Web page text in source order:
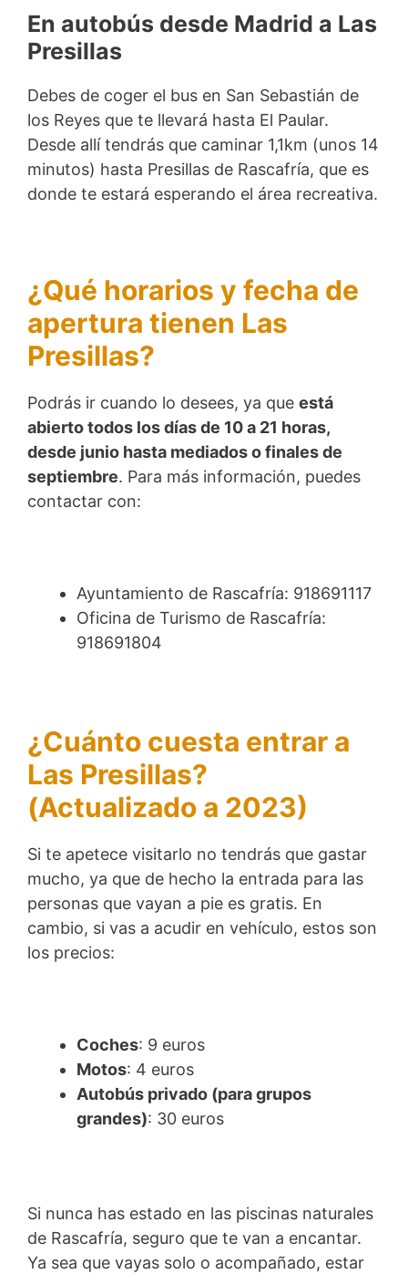
En autobús desde Madrid a Las
Presillas
Debes de coger el bus en San Sebastián de
los Reyes que te llevará hasta El Paular.
Desde allí tendrás que caminar 1,1km (unos 14
minutos) hasta Presillas de Rascafría, que es
donde te estará esperando el área recreativa.
¿Qué horarios y fecha de
apertura tienen Las
Presillas?
Podrás ir cuando lo desees, ya que está
abierto todos los días de 10 a 21 horas,
desde junio hasta mediados o finales de
septiembre. Para más información, puedes
contactar con:
Ayuntamiento de Rascafría: 918691117
Oficina de Turismo de Rascafría:
918691804
¿Cuánto cuesta entrar a
Las Presillas?
(Actualizado a 2023)
Si te apetece visitarlo no tendrás que gastar
mucho, ya que de hecho la entrada para las
personas que vayan a pie es gratis. En
cambio, si vas a acudir en vehículo, estos son
los precios:
Coches: 9 euros
Motos: 4 euros
Autobús privado (para grupos
grandes): 30 euros
Si nunca has estado en las piscinas naturales
de Rascafría, seguro que te van a encantar.
Ya sea que vayas solo o acompañado, estar